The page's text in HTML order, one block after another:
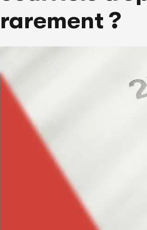
rarement ?